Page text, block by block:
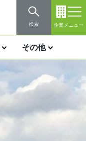
検索 企業メニュー
その他